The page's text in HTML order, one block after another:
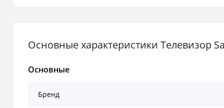
Основные характеристики Телевизор
Основные
Бренд